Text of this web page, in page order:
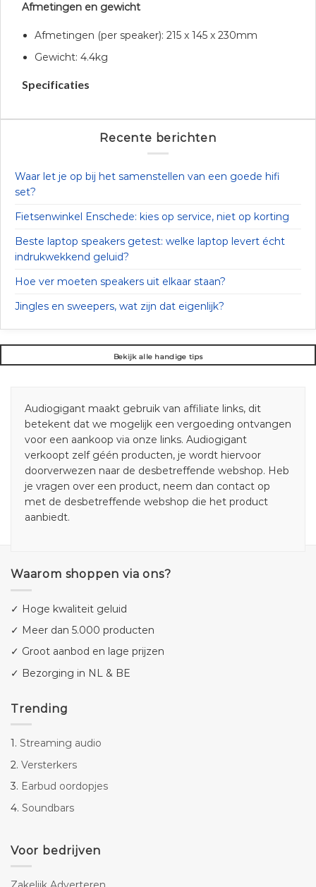
Afmetingen en gewicht
Afmetingen (per speaker): 215 x 145 x 230mm
Gewicht: 4.4kg
Specificaties
Recente berichten
Waar let je op bij het samenstellen van een goede hifi
set?
Fietsenwinkel Enschede: kies op service, niet op korting
Beste laptop speakers getest: welke laptop levert écht
indrukwekkend geluid?
Hoe ver moeten speakers uit elkaar staan?
Jingles en sweepers, wat zijn dat eigenlijk?
Bekijk alle handige tips
Audiogigant maakt gebruik van affiliate links, dit
betekent dat we mogelijk een vergoeding ontvangen
voor een aankoop via onze links. Audiogigant
verkoopt zelf géén producten, je wordt hiervoor
doorverwezen naar de desbetreffende webshop. Heb
je vragen over een product, neem dan contact op
met de desbetreffende webshop die het product
aanbiedt.
Waarom shoppen via ons?
✓ Hoge kwaliteit geluid
✓ Meer dan 5.000 producten
✓ Groot aanbod en lage prijzen
✓ Bezorging in NL & BE
Trending
1. Streaming audio
2. Versterkers
3. Earbud oordopjes
4. Soundbars
Voor bedrijven